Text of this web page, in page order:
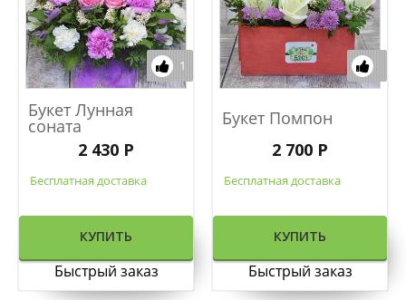
1
Букет Лунная
соната
2 430 Р
Бесплатная доставка
КУПИТЬ
Быстрый заказ
Букет Помпон
2 700 Р
Бесплатная доставка
КУПИТЬ
Быстрый заказ